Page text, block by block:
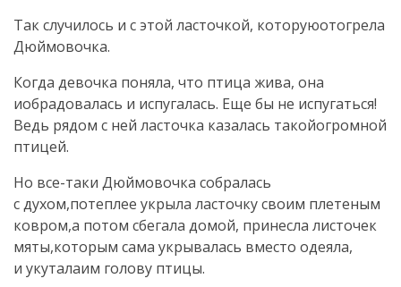
Так случилось и с этой ласточкой, которуюотогрела
Дюймовочка.
Когда девочка поняла, что птица жива, она
иобрадовалась и испугалась. Еще бы не испугаться!
Ведь рядом с ней ласточка казалась такойогромной
птицей.
Но все-таки Дюймовочка собралась
с духом,потеплее укрыла ласточку своим плетеным
ковром,а потом сбегала домой, принесла листочек
мяты,которым сама укрывалась вместо одеяла,
и укуталаим голову птицы.